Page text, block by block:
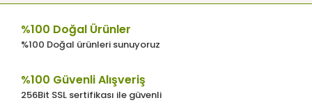
Ürün fiyatı diğer sitelerden daha pahalı.
Bu ürüne benzer farklı alternatifler olmalı.
%100 Doğal Ürünler
%100 Doğal ürünleri sunuyoruz
%100 Güvenli Alışveriş
256Bit SSL sertifikası ile güvenli